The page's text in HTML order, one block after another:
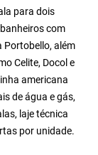
para dois
com
Portobello, além
Celite, Docol e
americana
de água e gás,
laje técnica
por unidade.